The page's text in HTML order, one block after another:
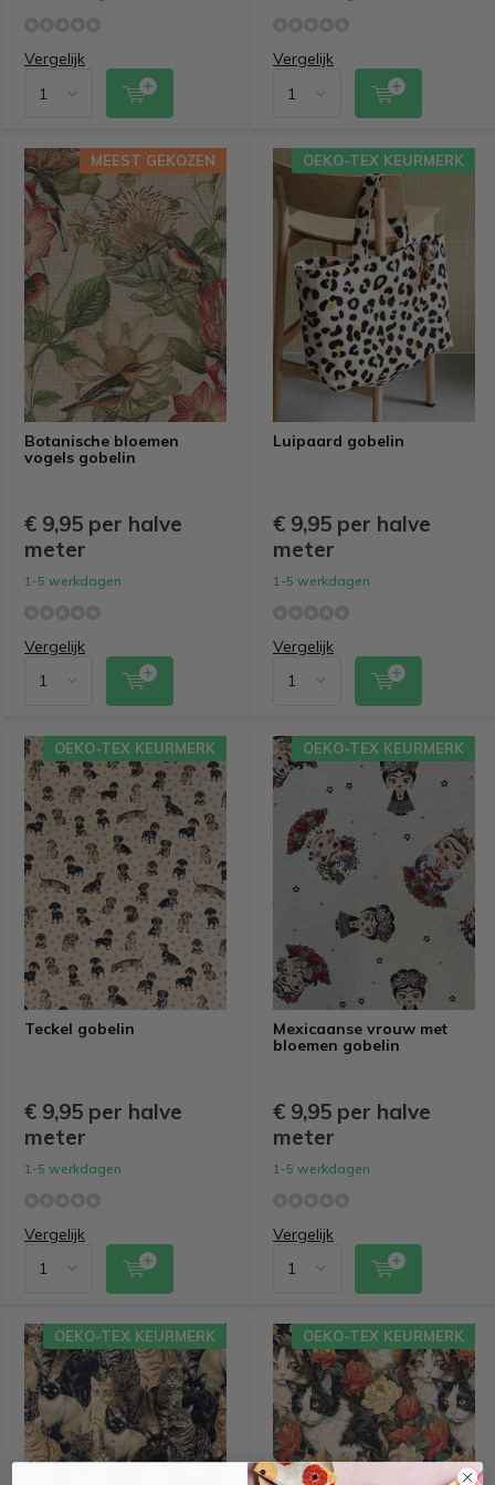
Vergelijk Vergelijk
Botanische bloemen
vogels gobelin
MEEST GEKOZEN
€ 9,95 per halve
meter
1-5 werkdagen
Vergelijk
Luipaard gobelin
OEKO-TEX KEURMERK
€ 9,95 per halve
meter
1-5 werkdagen
Vergelijk
Teckel gobelin
OEKO-TEX KEURMERK
€ 9,95 per halve
meter
1-5 werkdagen
Vergelijk
Mexicaanse vrouw met
bloemen gobelin
OEKO-TEX KEURMERK
€ 9,95 per halve
meter
1-5 werkdagen
Vergelijk
OEKO-TEX KEURMERK OEKO-TEX KEURMERK